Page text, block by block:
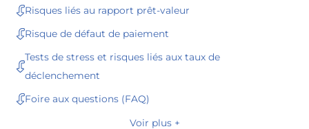
Risques liés au rapport prêt-valeur
Risque de défaut de paiement
Tests de stress et risques liés aux taux de
déclenchement
Foire aux questions (FAQ)
Voir plus +